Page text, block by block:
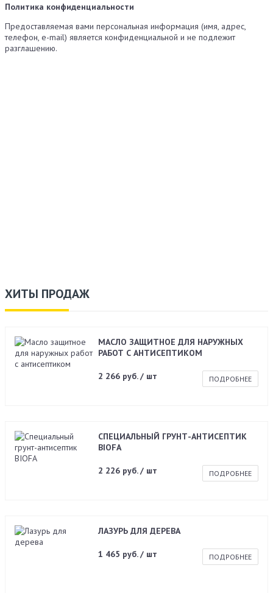
ХИТЫ ПРОДАЖ
МАСЛО ЗАЩИТНОЕ ДЛЯ НАРУЖНЫХ
РАБОТ С АНТИСЕПТИКОМ
2 266 руб. / шт ПОДРОБНЕЕ
СПЕЦИАЛЬНЫЙ ГРУНТ-АНТИСЕПТИК
BIOFA
2 226 руб. / шт ПОДРОБНЕЕ
ЛАЗУРЬ ДЛЯ ДЕРЕВА
1 465 руб. / шт ПОДРОБНЕЕ
Политика конфиденциальности
Предоставляемая вами персональная информация (имя, адрес,
телефон, e-mail) является конфиденциальной и не подлежит
разглашению.